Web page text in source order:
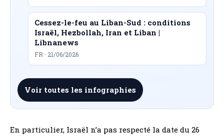
Cessez-le-feu au Liban-Sud : conditions
Israël, Hezbollah, Iran et Liban |
Libnanews
FR · 21/06/2026
Voir toutes les infographies
En particulier, Israël n’a pas respecté la date du 26